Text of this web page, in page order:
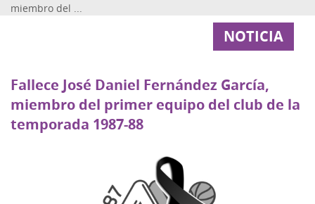
NOTICIA
miembro del ...
Fallece José Daniel Fernández García,
miembro del primer equipo del club de la
temporada 1987-88